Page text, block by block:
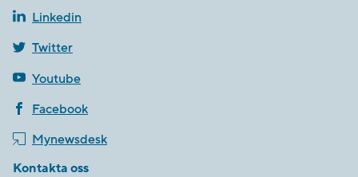
Linkedin
Twitter
Youtube
Facebook
Mynewsdesk
Kontakta oss